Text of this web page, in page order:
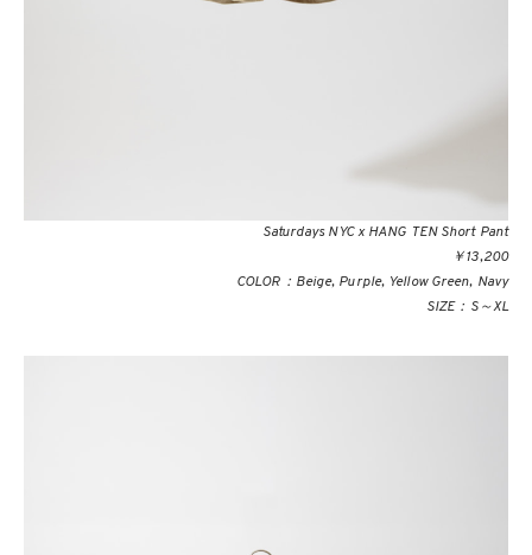
Saturdays NYC x HANG TEN Short Pant
￥13,200
COLOR：Beige, Purple, Yellow Green, Navy
SIZE：S～XL